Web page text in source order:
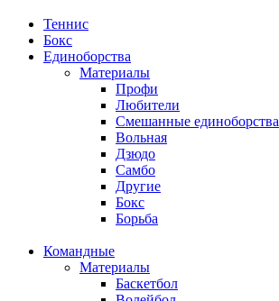
Теннис
Бокс
Единоборства
Материалы
Профи
Любители
Смешанные единоборства
Вольная
Дзюдо
Самбо
Другие
Бокс
Борьба
Командные
Материалы
Баскетбол